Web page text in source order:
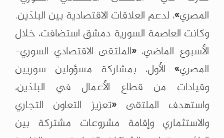
المصري»، لدعم العلاقات الاقتصادية بين البلدَين.
وكانت العاصمة السورية دمشق استضافت، خلال
الأسبوع الماضي، «الملتقى الاقتصادي السوري-
المصري» الأول، بمشاركة مسؤولين سوريين
وقيادات من قطاع الأعمال في البلدَين،
واستهدف الملتقى «تعزيز التعاون التجاري
والاستثماري وإقامة مشروعات مشتركة بين